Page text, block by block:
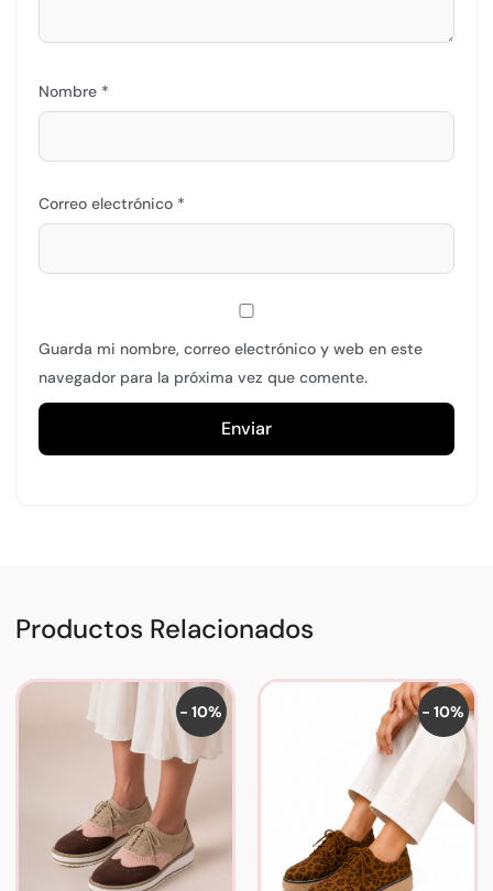
Nombre *
Correo electrónico *
Guarda mi nombre, correo electrónico y web en este
navegador para la próxima vez que comente.
Productos Relacionados
- 10% - 10%